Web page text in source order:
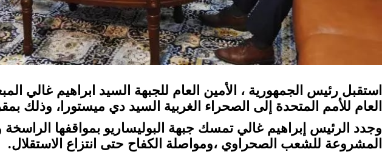
استقبل رئيس الجمهورية ، الأمين العام للجبهة السيد ابراهيم غالي
العام للأمم المتحدة إلى الصحراء الغربية السيد دي ميستورا، وذلك
وجدد الرئيس إبراهيم غالي تمسك جبهة البوليساريو بمواقفها
المشروعة للشعب الصحراوي ،ومواصلة الكفاح حتى انتزاع الاستقلال.